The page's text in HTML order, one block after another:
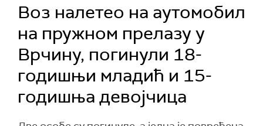
Воз налетео на аутомобил
на пружном прелазу у
Врчину, погинули 18-
годишњи младић и 15-
годишња девојчица